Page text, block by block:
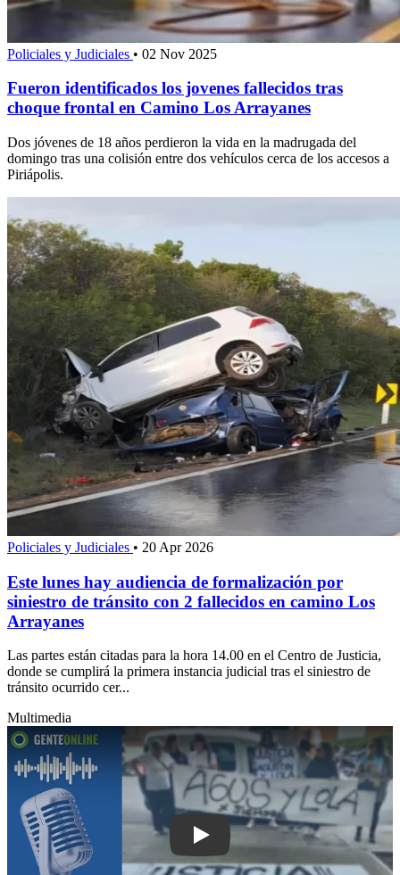
Policiales y Judiciales • 02 Nov 2025
Fueron identificados los jovenes fallecidos tras
choque frontal en Camino Los Arrayanes
Dos jóvenes de 18 años perdieron la vida en la madrugada del
domingo tras una colisión entre dos vehículos cerca de los accesos a
Piriápolis.
Policiales y Judiciales • 20 Apr 2026
Este lunes hay audiencia de formalización por
siniestro de tránsito con 2 fallecidos en camino Los
Arrayanes
Las partes están citadas para la hora 14.00 en el Centro de Justicia,
donde se cumplirá la primera instancia judicial tras el siniestro de
tránsito ocurrido cer...
Multimedia
Play: “Va a llevar tiempo, pero va a